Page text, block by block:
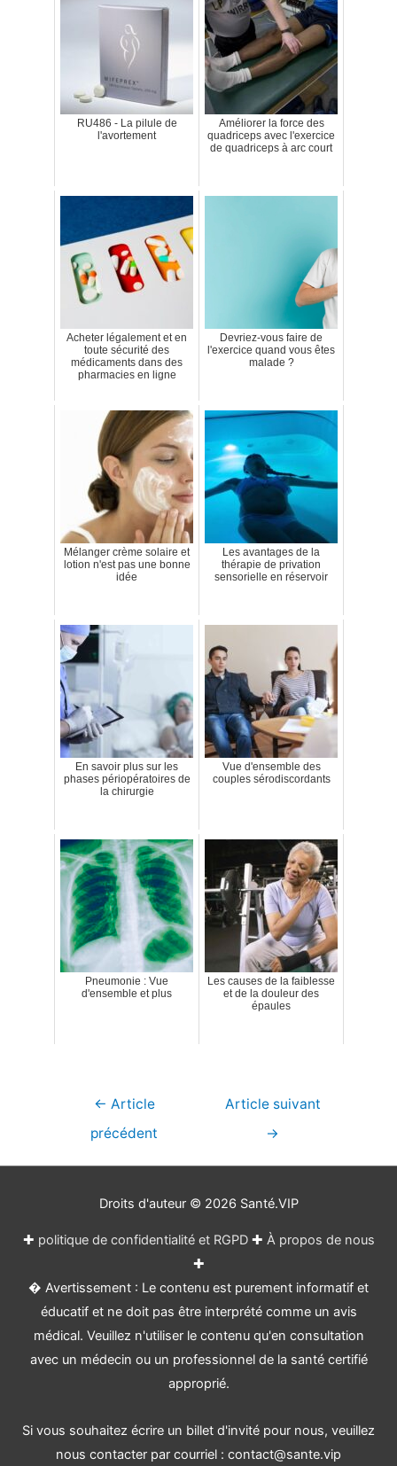
RU486 - La pilule de
l'avortement
Améliorer la force des
quadriceps avec l'exercice
de quadriceps à arc court
Acheter légalement et en
toute sécurité des
médicaments dans des
pharmacies en ligne
Devriez-vous faire de
l'exercice quand vous êtes
malade ?
Mélanger crème solaire et
lotion n'est pas une bonne
idée
Les avantages de la
thérapie de privation
sensorielle en réservoir
En savoir plus sur les
phases périopératoires de
la chirurgie
Vue d'ensemble des
couples sérodiscordants
Pneumonie : Vue
d'ensemble et plus
Les causes de la faiblesse
et de la douleur des
épaules
Navigation
← Article
précédent
Article suivant
→
Droits d'auteur © 2026 Santé.VIP
✚ politique de confidentialité et RGPD✚ À propos de nous
✚
� Avertissement : Le contenu est purement informatif et
éducatif et ne doit pas être interprété comme un avis
médical. Veuillez n'utiliser le contenu qu'en consultation
avec un médecin ou un professionnel de la santé certifié
approprié.
Si vous souhaitez écrire un billet d'invité pour nous, veuillez
nous contacter par courriel : contact@sante.vip